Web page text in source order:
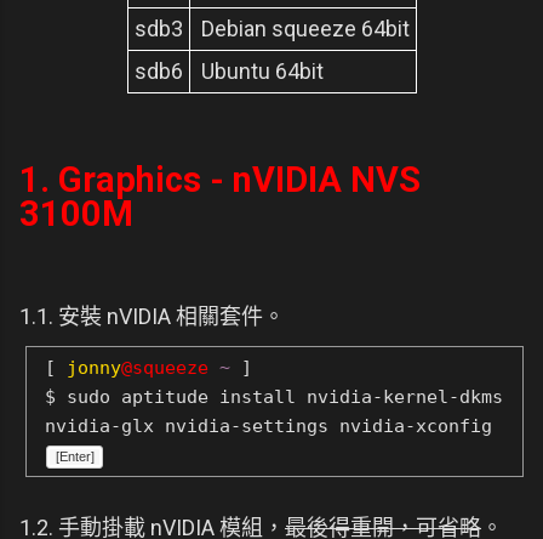
sdb3
Debian squeeze 64bit
sdb6
Ubuntu 64bit
1. Graphics - nVIDIA NVS
3100M
1.1. 安裝 nVIDIA 相關套件。
[ jonny@squeeze ~ ]
$ sudo aptitude install nvidia-kernel-dkms
nvidia-glx nvidia-settings nvidia-xconfig
[Enter]
1.2. 手動掛載 nVIDIA 模組， 最後得重開，可省略 。